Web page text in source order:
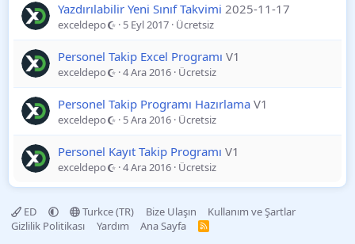
Yazdırılabilir Yeni Sınıf Takvimi 2025-11-17
exceldepo 5 Eyl 2017 Ücretsiz
Personel Takip Excel Programı V1
exceldepo 4 Ara 2016 Ücretsiz
Personel Takip Programı Hazırlama V1
exceldepo 5 Ara 2016 Ücretsiz
Personel Kayıt Takip Programı V1
exceldepo 4 Ara 2016 Ücretsiz
ED Turkce (TR) Bize Ulaşın
Kullanım ve Şartlar
Gizlilik Politikası
Yardım Ana Sayfa
R